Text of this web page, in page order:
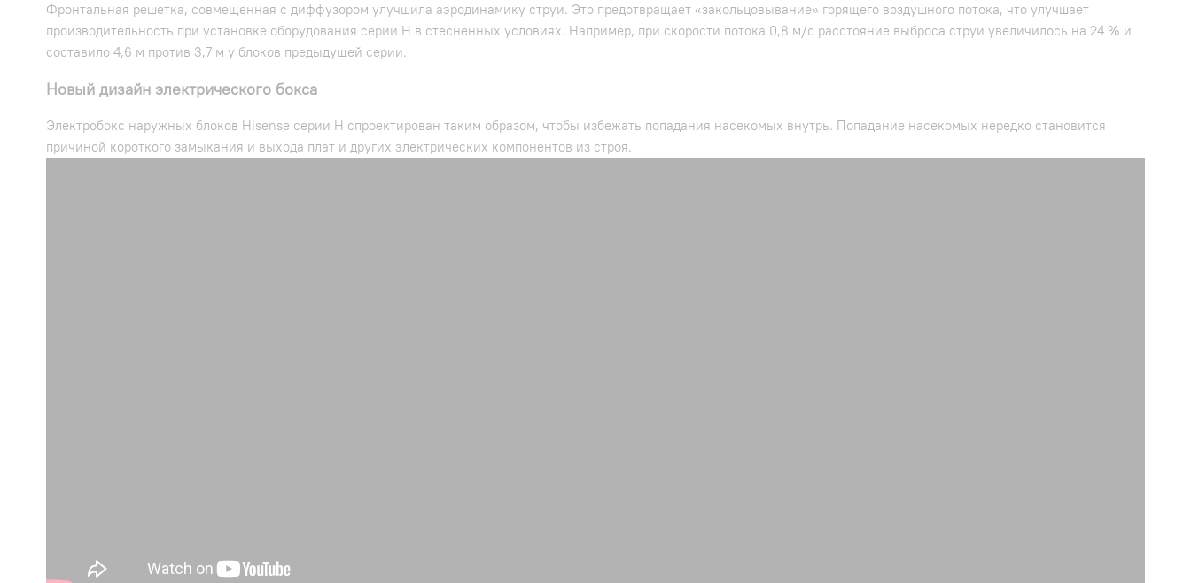
Фронтальная решетка, совмещенная с диффузором улучшила аэродинамику струи. Это предотвращает «закольцовывание» горящего воздушного потока, что улучшает
производительность при установке оборудования серии Н в стеснённых условиях. Например, при скорости потока 0,8 м/с расстояние выброса струи увеличилось на 24 % и
составило 4,6 м против 3,7 м у блоков предыдущей серии.
Новый дизайн электрического бокса
Электробокс наружных блоков Hisense серии H спроектирован таким образом, чтобы избежать попадания насекомых внутрь. Попадание насекомых нередко становится
причиной короткого замыкания и выхода плат и других электрических компонентов из строя.